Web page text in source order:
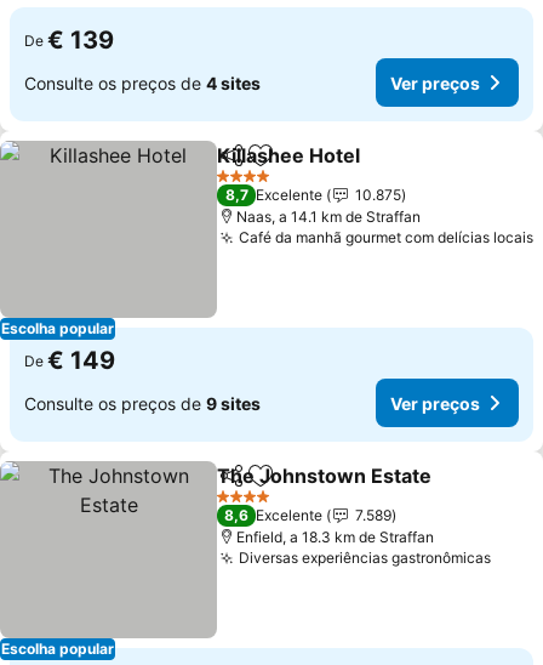
De € 139
Consulte os preços de 4 sites Ver preços
Escolha popular
PartilharAdicionar aos favoritos
Killashee Hotel
4 Estrelas
8,7 Excelente
10.875
Naas, a 14.1 km de Straffan
Café da manhã gourmet com delícias locais
De € 149
Consulte os preços de 9 sites Ver preços
Escolha popular
PartilharAdicionar aos favoritos
The Johnstown Estate
4 Estrelas
8,6 Excelente
7.589
Enfield, a 18.3 km de Straffan
Diversas experiências gastronômicasVer